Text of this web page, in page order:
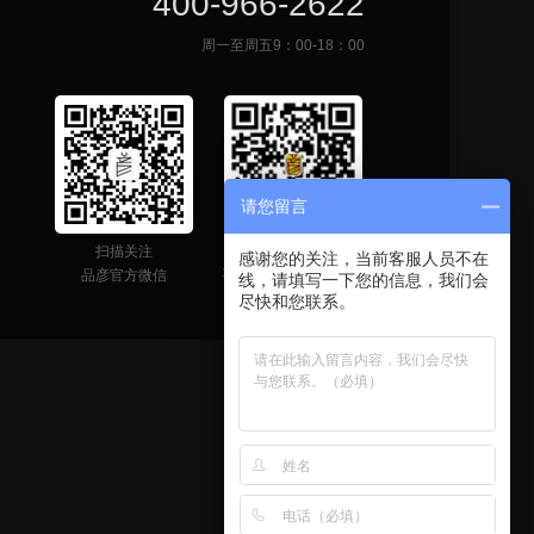
周一至周五9：00-18：00
扫描关注
品彦官方微信
网站二维码
手机快速获取联系信息
请您留言
感谢您的关注，当前客服人员不在
线，请填写一下您的信息，我们会
尽快和您联系。